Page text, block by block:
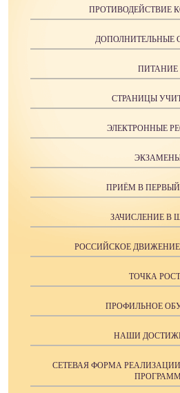
ПРОТИВОДЕЙСТВИЕ
ДОПОЛНИТЕЛЬНЫЕ
ПИТАНИЕ
СТРАНИЦЫ
ЭЛЕКТРОННЫЕ
ПРИЁМ В
ЗАЧИСЛЕНИЕ В
РОССИЙСКОЕ
ТОЧКА
ПРОФИЛЬНОЕ
НАШИ
СЕТЕВАЯ ФОРМА
ПРОГРАММ